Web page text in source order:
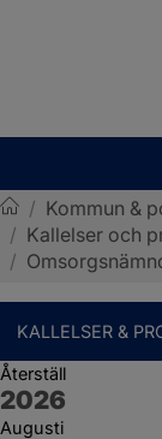
Sotenäs kommun
/ Kommun &
/ Kallelser och
/
KALLELSER &
Återställ
År:
2026
Augusti